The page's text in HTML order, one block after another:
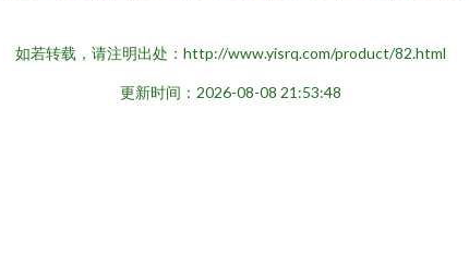
如若转载，请注明出处：http://www.yisrq.com/product/82.html
更新时间：2026-08-08 21:53:48